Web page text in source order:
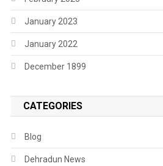
January 2023
January 2022
December 1899
CATEGORIES
Blog
Dehradun News